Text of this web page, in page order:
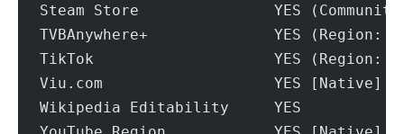
Steam Store               YES
TVBAnywhere+              YES (Region:
TikTok                    YES (Region:
Viu.com                   YES [Native]
Wikipedia Editability     YES